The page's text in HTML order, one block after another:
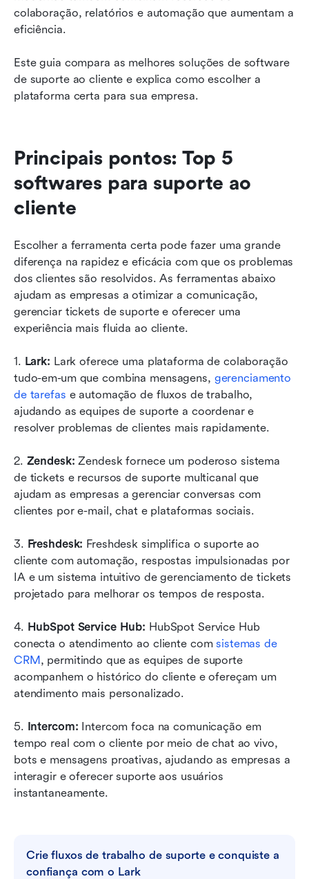
colaboração, relatórios e automação que aumentam a
eficiência.
Este guia compara as melhores soluções de software
de suporte ao cliente e explica como escolher a
plataforma certa para sua empresa.
Principais pontos: Top 5
softwares para suporte ao
cliente
Escolher a ferramenta certa pode fazer uma grande
diferença na rapidez e eficácia com que os problemas
dos clientes são resolvidos. As ferramentas abaixo
ajudam as empresas a otimizar a comunicação,
gerenciar tickets de suporte e oferecer uma
experiência mais fluida ao cliente.
1. Lark: Lark oferece uma plataforma de colaboração
tudo-em-um que combina mensagens, gerenciamento
de tarefas e automação de fluxos de trabalho,
ajudando as equipes de suporte a coordenar e
resolver problemas de clientes mais rapidamente.
2. Zendesk: Zendesk fornece um poderoso sistema
de tickets e recursos de suporte multicanal que
ajudam as empresas a gerenciar conversas com
clientes por e-mail, chat e plataformas sociais.
3. Freshdesk: Freshdesk simplifica o suporte ao
cliente com automação, respostas impulsionadas por
IA e um sistema intuitivo de gerenciamento de tickets
projetado para melhorar os tempos de resposta.
4. HubSpot Service Hub: HubSpot Service Hub
conecta o atendimento ao cliente com sistemas de
CRM, permitindo que as equipes de suporte
acompanhem o histórico do cliente e ofereçam um
atendimento mais personalizado.
5. Intercom: Intercom foca na comunicação em
tempo real com o cliente por meio de chat ao vivo,
bots e mensagens proativas, ajudando as empresas a
interagir e oferecer suporte aos usuários
instantaneamente.
Crie fluxos de trabalho de suporte e conquiste a
confiança com o Lark
Leitura relacionada